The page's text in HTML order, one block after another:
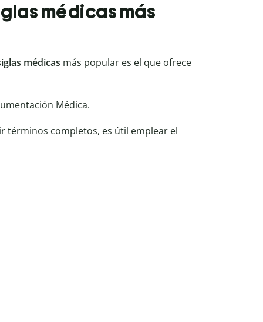
médicas más
médicas más popular es el que ofrece
Médica.
términos completos, es útil emplear el